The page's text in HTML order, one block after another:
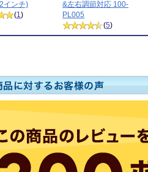
インチ)
(1 )
&左右調節対応 100-
PL005
(5)